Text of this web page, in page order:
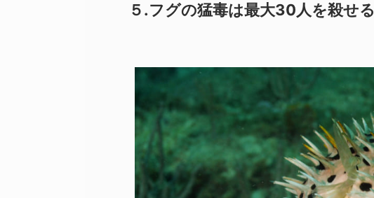
５.フグの猛毒は最大30人を殺せる